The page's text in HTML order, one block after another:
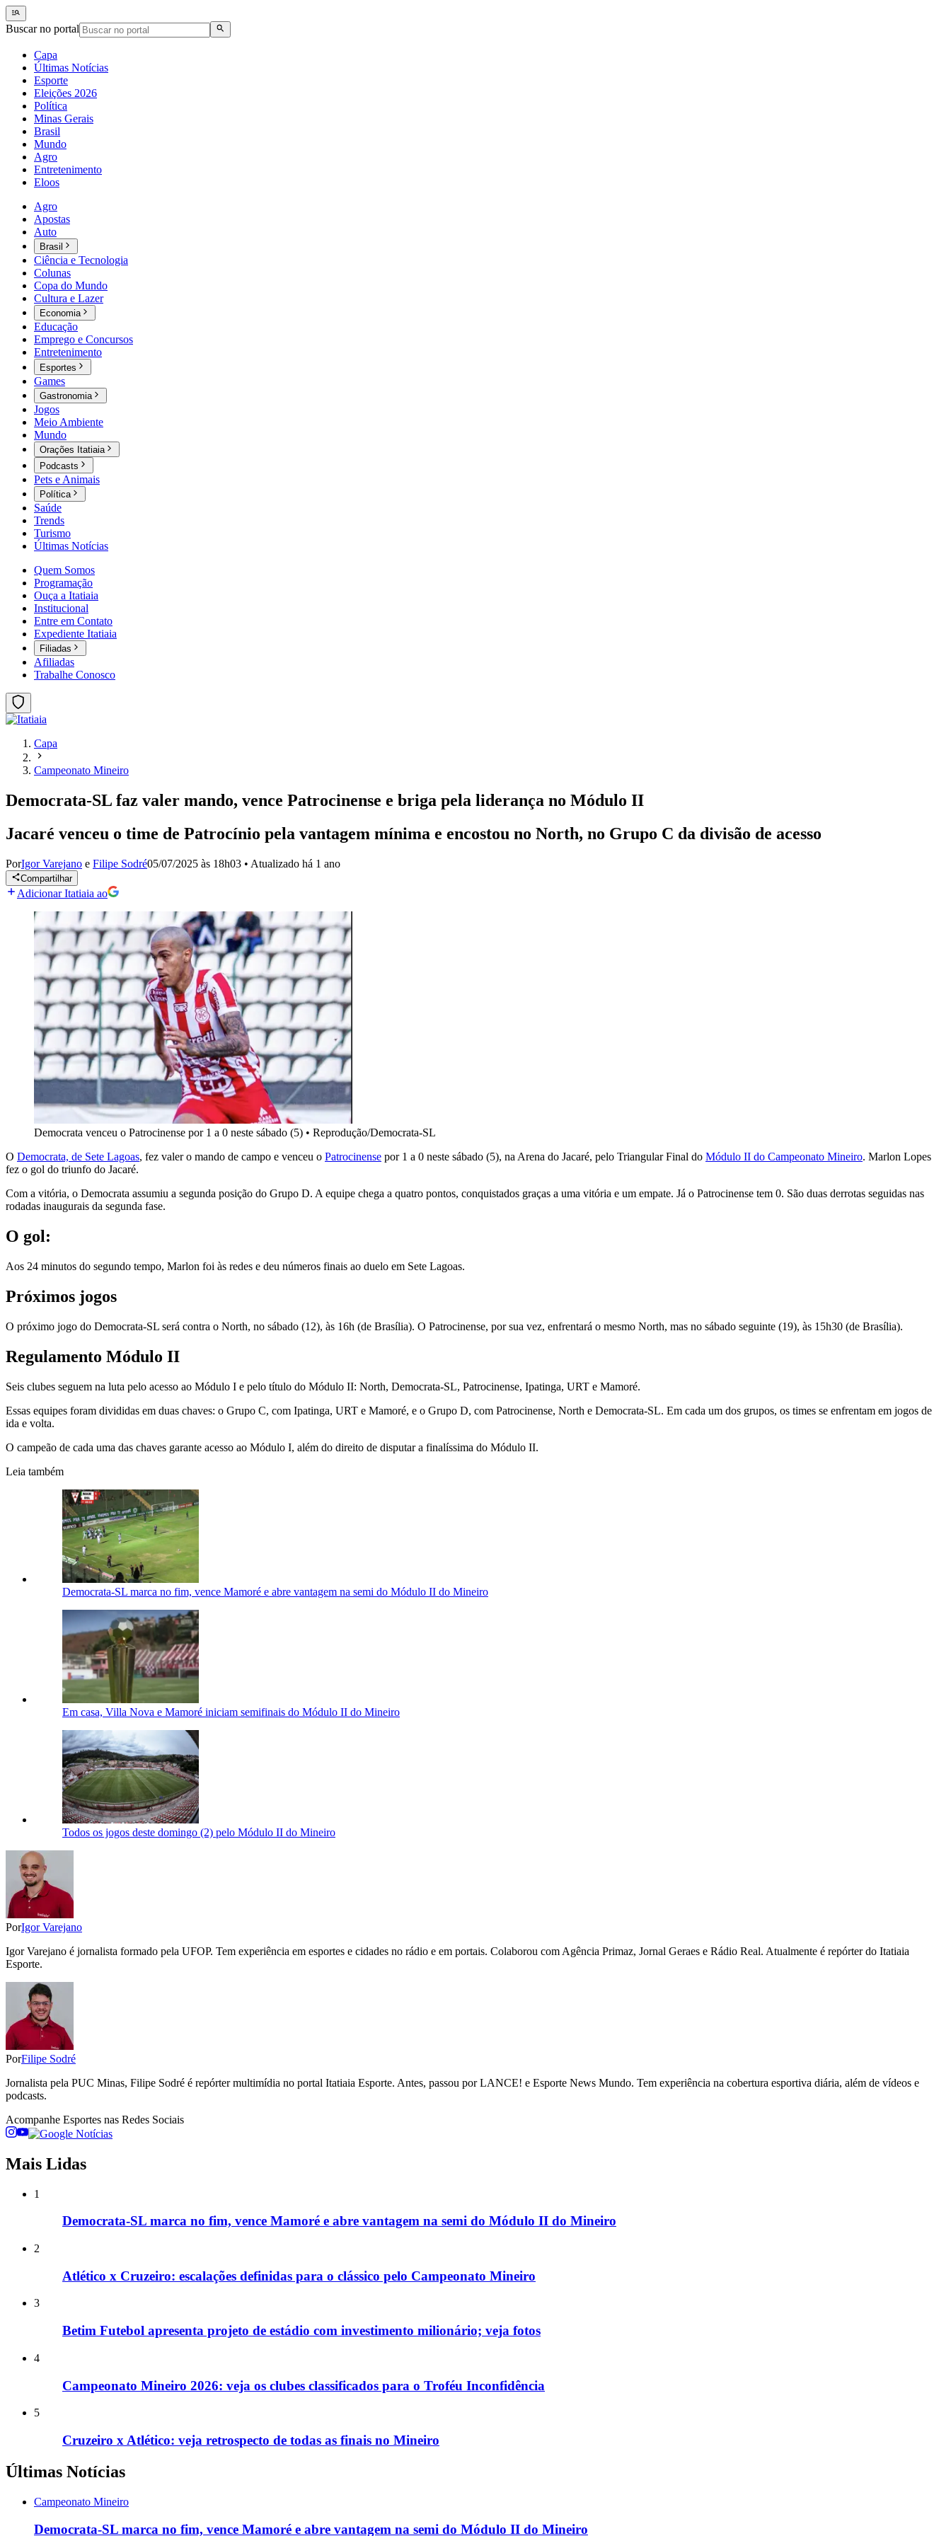
Buscar no portal
Capa
Últimas Notícias
Esporte
Eleições 2026
Política
Minas Gerais
Brasil
Mundo
Agro
Entretenimento
Eloos
Agro
Apostas
Auto
Brasil
Ciência e Tecnologia
Colunas
Copa do Mundo
Cultura e Lazer
Economia
Educação
Emprego e Concursos
Entretenimento
Esportes
Games
Gastronomia
Jogos
Meio Ambiente
Mundo
Orações Itatiaia
Podcasts
Pets e Animais
Política
Saúde
Trends
Turismo
Últimas Notícias
Quem Somos
Programação
Ouça a Itatiaia
Institucional
Entre em Contato
Expediente Itatiaia
Filiadas
Afiliadas
Trabalhe Conosco
Capa
Campeonato Mineiro
Democrata-SL faz valer mando, vence Patrocinense e briga pela liderança no Módulo II
Jacaré venceu o time de Patrocínio pela vantagem mínima e encostou no North, no Grupo C da divisão de acesso
PorIgor Varejano e Filipe Sodré05/07/2025 às 18h03 • Atualizado há 1 ano
Compartilhar
Adicionar Itatiaia ao
Democrata venceu o Patrocinense por 1 a 0 neste sábado (5) • Reprodução/Democrata-SL
O Democrata, de Sete Lagoas, fez valer o mando de campo e venceu o Patrocinense por 1 a 0 neste sábado (5), na Arena do Jacaré, pelo Triangular Final do Módulo II do Campeonato Mineiro. Marlon Lopes
fez o gol do triunfo do Jacaré.
Com a vitória, o Democrata assumiu a segunda posição do Grupo D. A equipe chega a quatro pontos, conquistados graças a uma vitória e um empate. Já o Patrocinense tem 0. São duas derrotas seguidas nas
rodadas inaugurais da segunda fase.
O gol:
Aos 24 minutos do segundo tempo, Marlon foi às redes e deu números finais ao duelo em Sete Lagoas.
Próximos jogos
O próximo jogo do Democrata-SL será contra o North, no sábado (12), às 16h (de Brasília). O Patrocinense, por sua vez, enfrentará o mesmo North, mas no sábado seguinte (19), às 15h30 (de Brasília).
Regulamento Módulo II
Seis clubes seguem na luta pelo acesso ao Módulo I e pelo título do Módulo II: North, Democrata-SL, Patrocinense, Ipatinga, URT e Mamoré.
Essas equipes foram divididas em duas chaves: o Grupo C, com Ipatinga, URT e Mamoré, e o Grupo D, com Patrocinense, North e Democrata-SL. Em cada um dos grupos, os times se enfrentam em jogos de
ida e volta.
O campeão de cada uma das chaves garante acesso ao Módulo I, além do direito de disputar a finalíssima do Módulo II.
Leia também
Democrata-SL marca no fim, vence Mamoré e abre vantagem na semi do Módulo II do Mineiro
Em casa, Villa Nova e Mamoré iniciam semifinais do Módulo II do Mineiro
Todos os jogos deste domingo (2) pelo Módulo II do Mineiro
PorIgor Varejano
Igor Varejano é jornalista formado pela UFOP. Tem experiência em esportes e cidades no rádio e em portais. Colaborou com Agência Primaz, Jornal Geraes e Rádio Real. Atualmente é repórter do Itatiaia
Esporte.
PorFilipe Sodré
Jornalista pela PUC Minas, Filipe Sodré é repórter multimídia no portal Itatiaia Esporte. Antes, passou por LANCE! e Esporte News Mundo. Tem experiência na cobertura esportiva diária, além de vídeos e
podcasts.
Acompanhe Esportes nas Redes Sociais
Mais Lidas
1
Democrata-SL marca no fim, vence Mamoré e abre vantagem na semi do Módulo II do Mineiro
2
Atlético x Cruzeiro: escalações definidas para o clássico pelo Campeonato Mineiro
3
Betim Futebol apresenta projeto de estádio com investimento milionário; veja fotos
4
Campeonato Mineiro 2026: veja os clubes classificados para o Troféu Inconfidência
5
Cruzeiro x Atlético: veja retrospecto de todas as finais no Mineiro
Últimas Notícias
Campeonato Mineiro
Democrata-SL marca no fim, vence Mamoré e abre vantagem na semi do Módulo II do Mineiro